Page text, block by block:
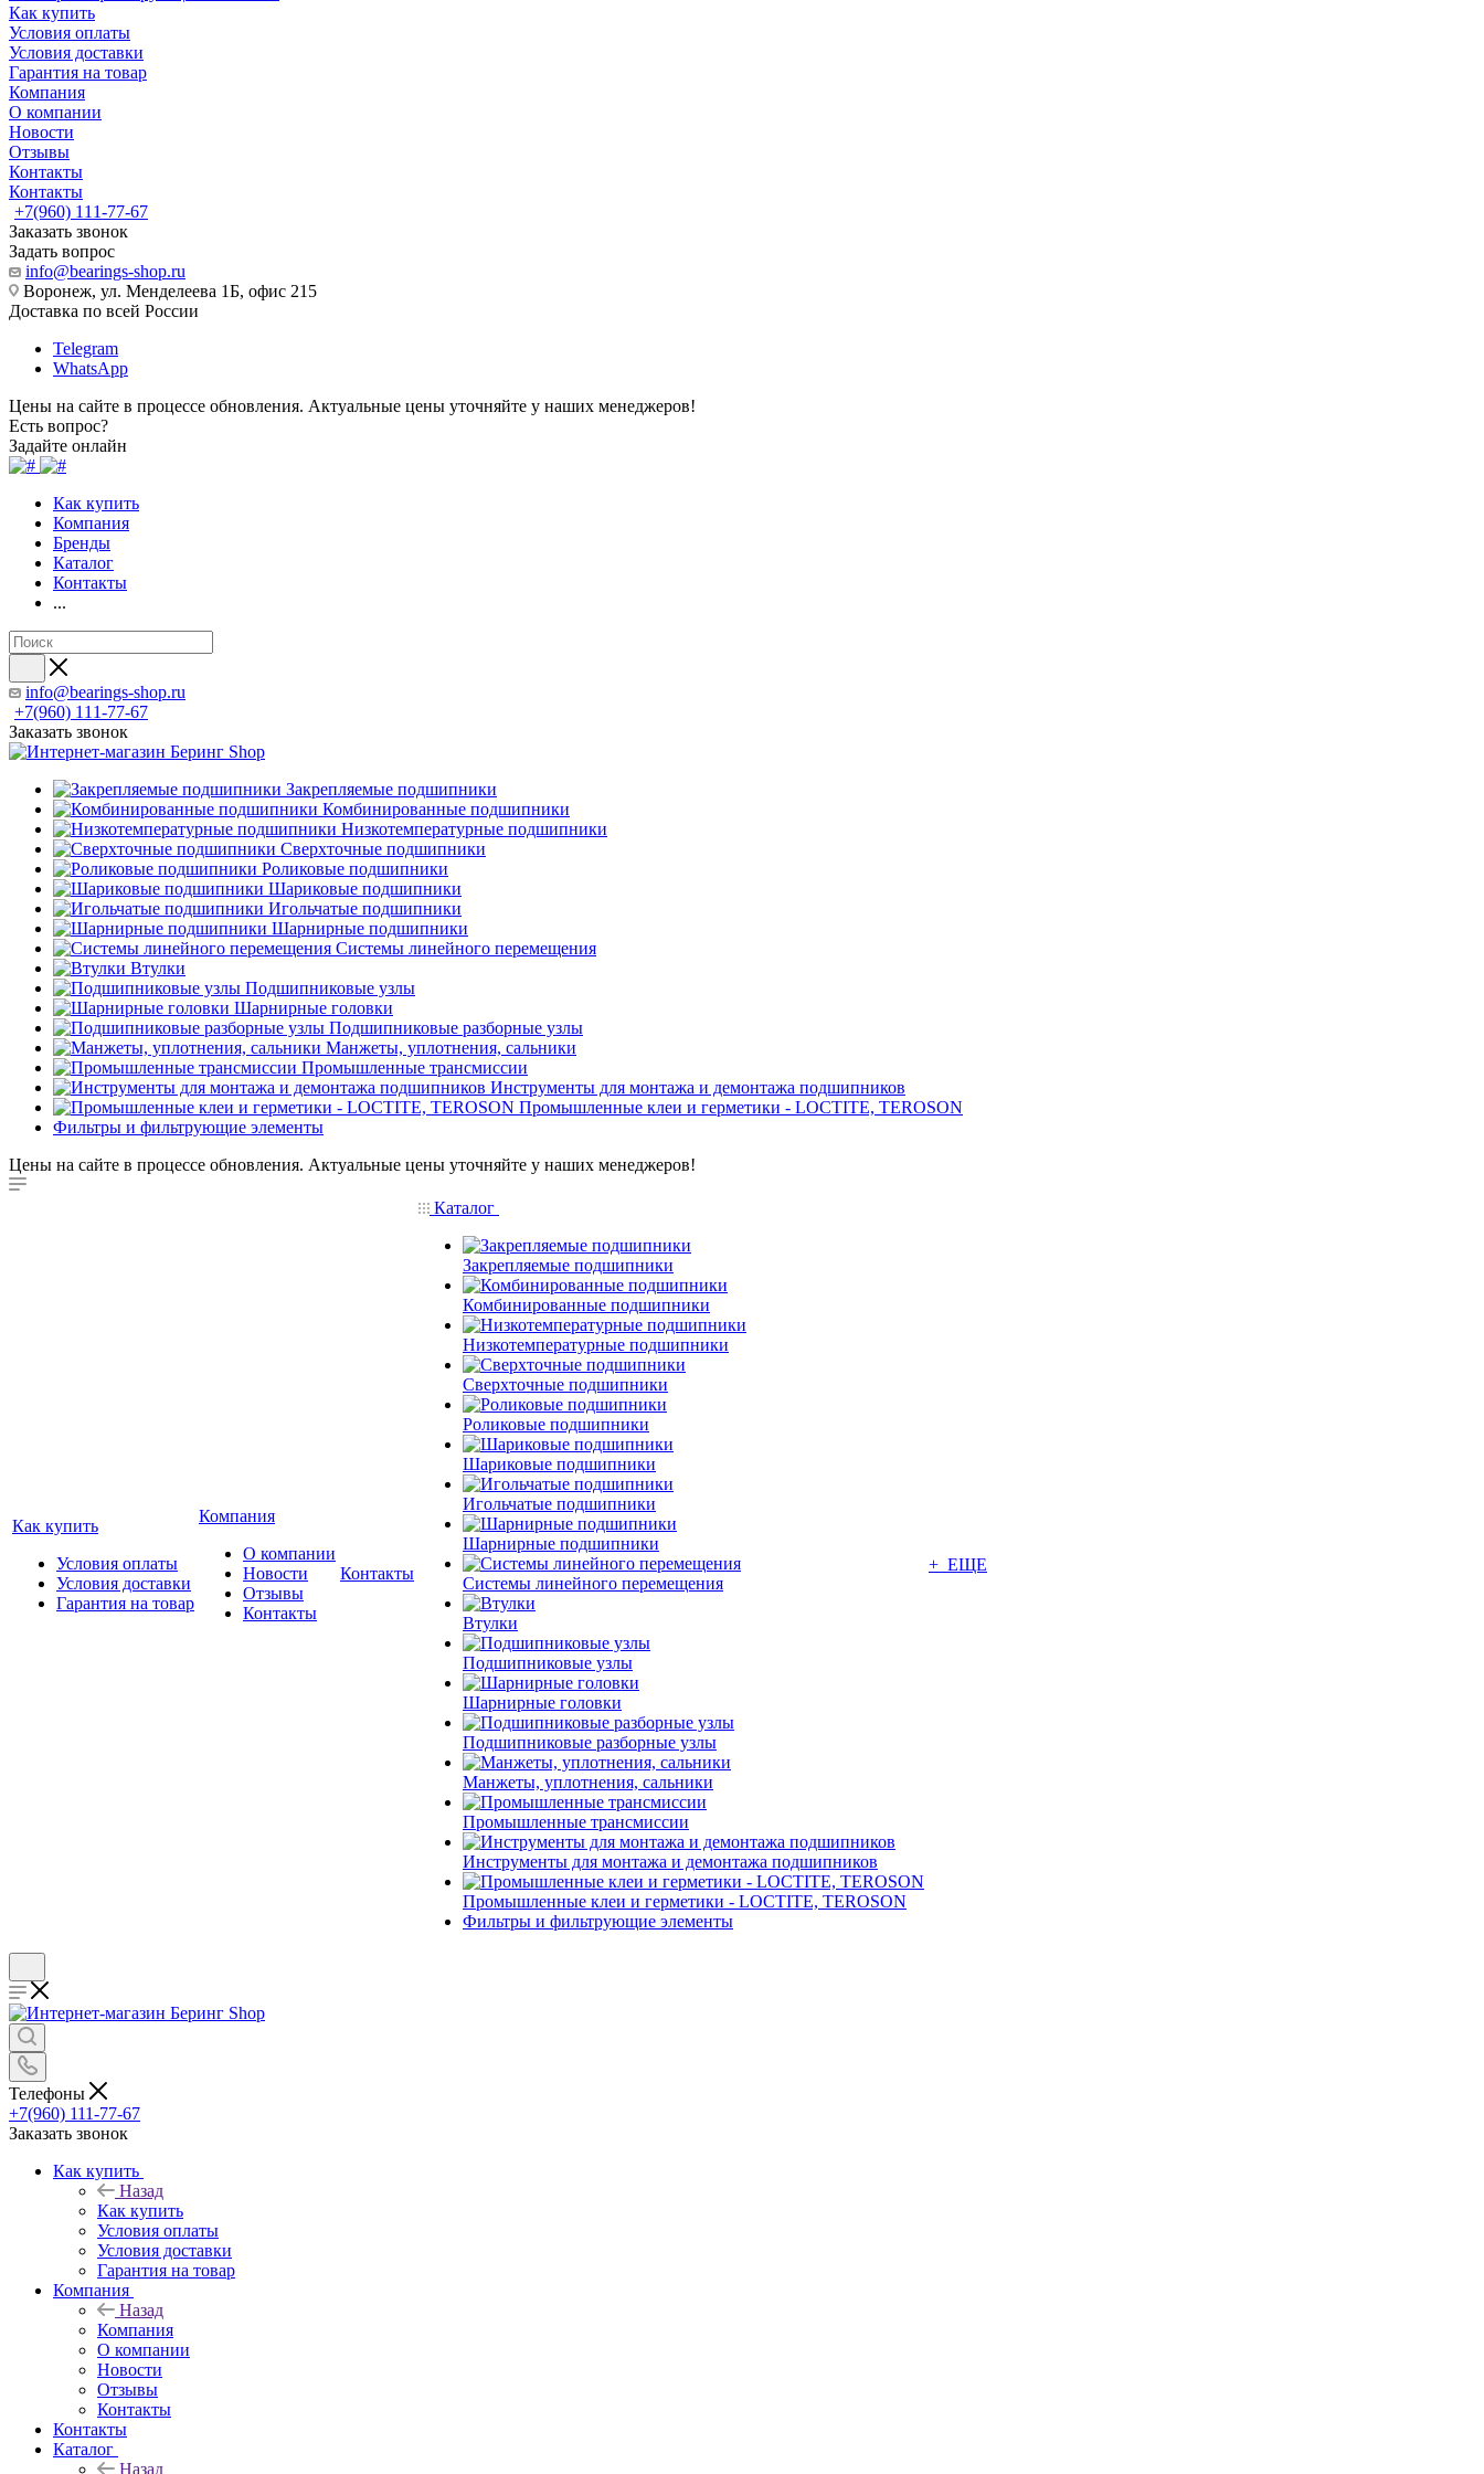
Как купить
Условия оплаты
Условия доставки
Гарантия на товар
Компания
О компании
Новости
Отзывы
Контакты
Контакты
+7(960) 111-77-67
Заказать звонок
Задать вопрос
info@bearings-shop.ru
Воронеж, ул. Менделеева 1Б, офис 215
Доставка по всей России
Telegram
WhatsApp
Цены на сайте в процессе обновления. Актуальные цены уточняйте у наших менеджеров!
Есть вопрос?
Задайте онлайн
Как купить
Компания
Бренды
Каталог
Контакты
...
info@bearings-shop.ru
+7(960) 111-77-67
Заказать звонок
Закрепляемые подшипники
Комбинированные подшипники
Низкотемпературные подшипники
Сверхточные подшипники
Роликовые подшипники
Шариковые подшипники
Игольчатые подшипники
Шарнирные подшипники
Системы линейного перемещения
Втулки
Подшипниковые узлы
Шарнирные головки
Подшипниковые разборные узлы
Манжеты, уплотнения, сальники
Промышленные трансмиссии
Инструменты для монтажа и демонтажа подшипников
Промышленные клеи и герметики - LOCTITE, TEROSON
Фильтры и фильтрующие элементы
Цены на сайте в процессе обновления. Актуальные цены уточняйте у наших менеджеров!
Как купить
Условия оплаты
Условия доставки
Гарантия на товар
Компания
О компании
Новости
Отзывы
Контакты
Контакты
Каталог
Закрепляемые подшипники
Комбинированные подшипники
Низкотемпературные подшипники
Сверхточные подшипники
Роликовые подшипники
Шариковые подшипники
Игольчатые подшипники
Шарнирные подшипники
Системы линейного перемещения
Втулки
Подшипниковые узлы
Шарнирные головки
Подшипниковые разборные узлы
Манжеты, уплотнения, сальники
Промышленные трансмиссии
Инструменты для монтажа и демонтажа подшипников
Промышленные клеи и герметики - LOCTITE, TEROSON
Фильтры и фильтрующие элементы
+ ЕЩЕ
Телефоны
+7(960) 111-77-67
Заказать звонок
Как купить
Назад
Как купить
Условия оплаты
Условия доставки
Гарантия на товар
Компания
Назад
Компания
О компании
Новости
Отзывы
Контакты
Контакты
Каталог
Назад